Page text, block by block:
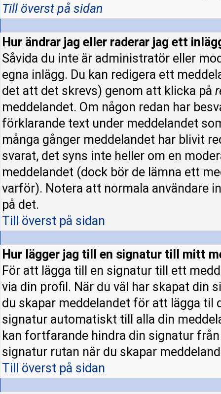
Till överst på sidan
Hur ändrar jag eller raderar jag ett
Såvida du inte är administratör eller
egna inlägg. Du kan redigera ett
det att det skrevs) genom att klicka på
meddelandet. Om någon redan har
förklarande text under meddelandet
många gånger meddelandet har blivit
svarat, det syns inte heller om en
meddelandet (dock bör de lämna ett
varför). Notera att normala användare
på det.
Till överst på sidan
Hur lägger jag till en signatur till mitt
För att lägga till en signatur till ett
via din profil. När du väl har skapat din
du skapar meddelandet för att lägga til
signatur automatiskt till alla din
kan fortfarande hindra din signatur
signatur rutan när du skapar
Till överst på sidan